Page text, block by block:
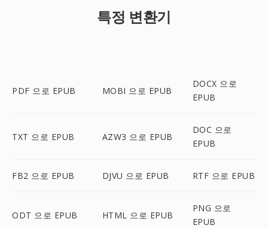
특정 변환기
PDF 으로 EPUB MOBI 으로 EPUB
DOCX 으로
EPUB
TXT 으로 EPUB AZW3 으로 EPUB
DOC 으로
EPUB
FB2 으로 EPUB DJVU 으로 EPUB RTF 으로 EPUB
ODT 으로 EPUB HTML 으로 EPUB
PNG 으로
EPUB